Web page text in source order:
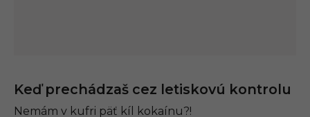
Keď prechádzaš cez letiskovú kontrolu
Nemám v kufri päť kíl kokaínu?!